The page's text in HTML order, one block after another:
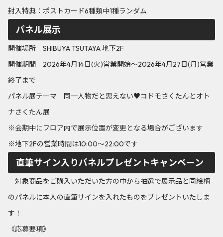
封入特典：ポストカード6種類中1種ランダム
パネル展示
開催場所 SHIBUYA TSUTAYA 地下2F
開催期間 2026年4月14日(火)営業開始～2026年4月27日(月)営業
終了まで
パネル展テーマ 同一人物だと思えない♥コドモさくたんとオト
ナさくたん展
※会期中にフロア内で展示位置が変更となる場合がございます
※地下2Fの営業時間は10:00～22:00です
直筆サイン入りパネルプレゼントキャンペーン
対象商品をご購入いただいた方の中から抽選で展示品と同絵柄
のパネルに本人の直筆サインを入れたものをプレゼントいたしま
す！
《応募要項》